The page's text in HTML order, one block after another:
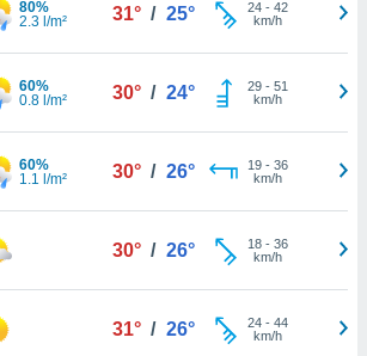
80%
2.3 l/m²
31° / 25° 24- 42
km/h
60%
0.8 l/m²
30° / 24° 29- 51
km/h
60%
1.1 l/m²
30° / 26° 19- 36
km/h
30° / 26° 18- 36
km/h
31° / 26° 24- 44
km/h